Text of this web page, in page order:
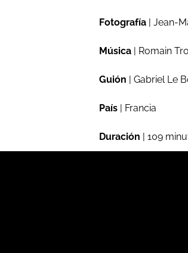
Fotografía | Jean-
Música | Romain
Guión | Gabriel Le
País | Francia
Duración | 109